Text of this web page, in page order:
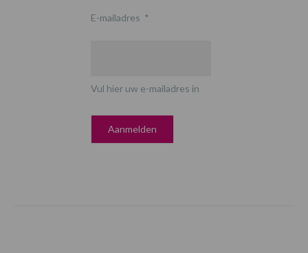
E-mailadres *
Vul hier uw e-mailadres in